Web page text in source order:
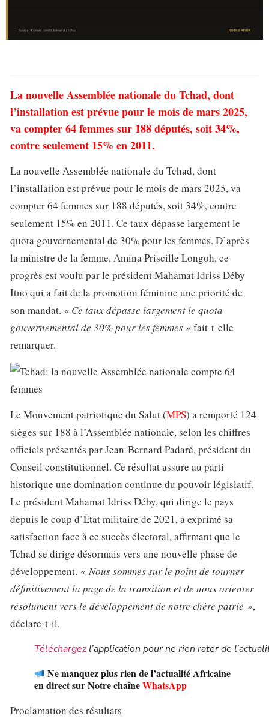
La nouvelle Assemblée nationale du Tchad, dont
l’installation est prévue pour le mois de mars 2025,
va compter 64 femmes sur 188 députés, soit 34%,
contre seulement 15% en 2011.
La nouvelle Assemblée nationale du Tchad, dont
l’installation est prévue pour le mois de mars 2025, va
compter 64 femmes sur 188 députés, soit 34%, contre
seulement 15% en 2011. Ce taux dépasse largement le
quota gouvernemental de 30% pour les femmes. D’après
la ministre de la femme, Amina Priscille Longoh, ce
progrès est voulu par le président Mahamat Idriss Déby
Itno qui a fait de la promotion féminine une priorité de
son mandat. « Ce taux dépasse largement le quota
gouvernemental de 30% pour les femmes » fait-t-elle
remarquer.
Le Mouvement patriotique du Salut (MPS) a remporté 124
sièges sur 188 à l’Assemblée nationale, selon les chiffres
officiels présentés par Jean-Bernard Padaré, président du
Conseil constitutionnel. Ce résultat assure au parti
historique une domination continue du pouvoir législatif.
Le président Mahamat Idriss Déby, qui dirige le pays
depuis le coup d’État militaire de 2021, a exprimé sa
satisfaction face à ce succès électoral, affirmant que le
Tchad se dirige désormais vers une nouvelle phase de
développement. « Nous sommes sur le point de tourner
définitivement la page de la transition et de nous orienter
résolument vers le développement de notre chère patrie »,
déclare-t-il.
Téléchargezl’application pour ne rien rater de
Ne manquez plus rien de l’actualité Africaine
en direct sur Notre chaîneWhatsApp
Proclamation des résultats